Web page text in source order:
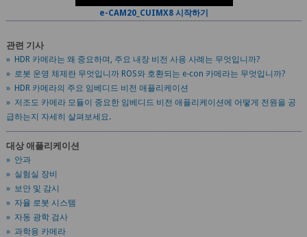
e-CAM20_CUIMX8 시작하기
관련 기사
» HDR 카메라는 왜 중요하며, 주요 내장 비전 사용 사례는 무엇입니까?
» 로봇 운영 체제란 무엇입니까 ROS와 호환되는 e-con 카메라는 무엇입니까?
» HDR 카메라의 주요 임베디드 비전 애플리케이션
» 저조도 카메라 모듈이 중요한 임베디드 비전 애플리케이션에 어떻게 전원을 공
급하는지 자세히 살펴보세요.
대상 애플리케이션
» 안과
» 실험실 장비
» 보안 및 감시
» 자율 로봇 시스템
» 자동 광학 검사
» 과학용 카메라